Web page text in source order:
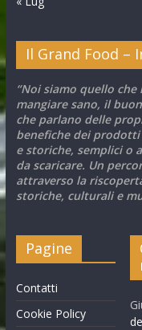
Il Grand Food –
“Noi siamo quello
mangiare sano, il
che parlano delle
benefiche dei
e storiche, semplici o
da scaricare. Un
attraverso la
storiche, culturali e
Pagine
Contatti
Cookie Policy